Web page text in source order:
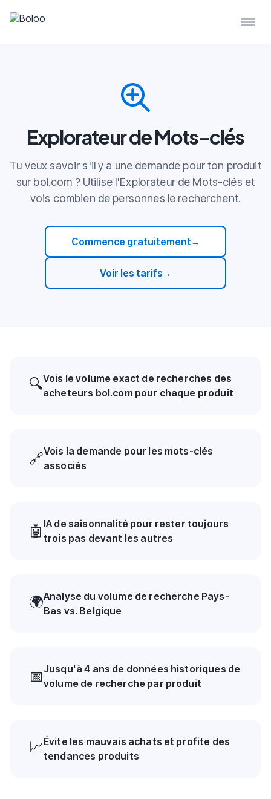
Explorateur de Mots-clés
Tu veux savoir s'il y a une demande pour ton produit
sur bol.com ? Utilise l'Explorateur de Mots-clés et
vois combien de personnes le recherchent.
Commence gratuitement→
Voir les tarifs→
🔍Vois le volume exact de recherches des
acheteurs bol.com pour chaque produit
🔗Vois la demande pour les mots-clés
associés
🤖 IA de saisonnalité pour rester toujours
trois pas devant les autres
🌍Analyse du volume de recherche Pays-
Bas vs. Belgique
📅 Jusqu'à 4 ans de données historiques de
volume de recherche par produit
📈Évite les mauvais achats et profite des
tendances produits